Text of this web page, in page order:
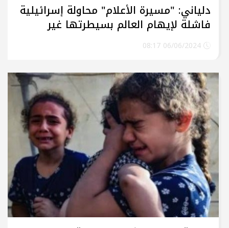
دلياني: "مسيرة الأعلام" محاولة إسرائيلية
فاشلة لإيهام العالم بسيطرتها غير
الشرعية على القدس المحتلة بالقوة
والإرهاب